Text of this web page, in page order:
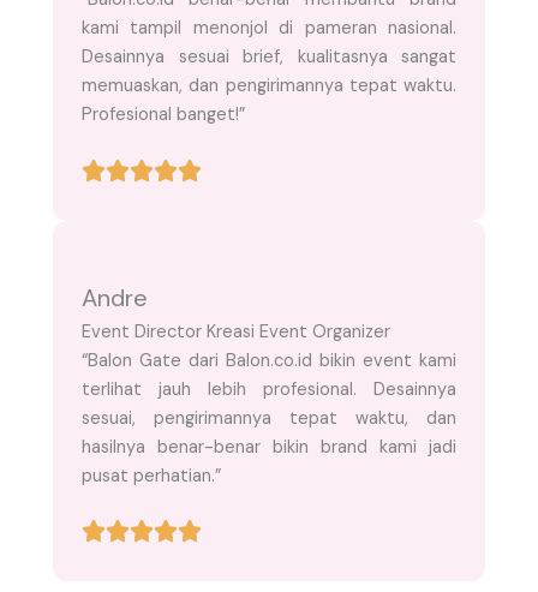
kami tampil menonjol di pameran nasional.
Desainnya sesuai brief, kualitasnya sangat
memuaskan, dan pengirimannya tepat waktu.
Profesional banget!”
Andre
Event Director Kreasi Event Organizer
“Balon Gate dari Balon.co.id bikin event kami
terlihat jauh lebih profesional. Desainnya
sesuai, pengirimannya tepat waktu, dan
hasilnya benar-benar bikin brand kami jadi
pusat perhatian.”